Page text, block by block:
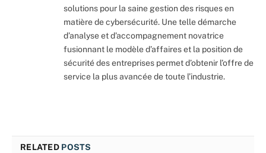
solutions pour la saine gestion des risques en
matière de cybersécurité. Une telle démarche
d’analyse et d’accompagnement novatrice
fusionnant le modèle d’affaires et la position de
sécurité des entreprises permet d’obtenir l’offre de
service la plus avancée de toute l’industrie.
RELATED POSTS